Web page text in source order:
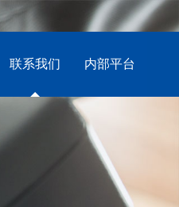
内部平台
联系我们